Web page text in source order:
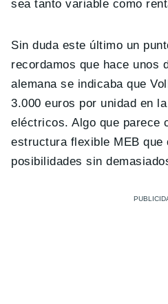
sea tanto variable como
Sin duda este último un
recordamos que hace unos
alemana se indicaba que
3.000 euros por unidad en
eléctricos. Algo que parece
estructura flexible MEB que
posibilidades sin